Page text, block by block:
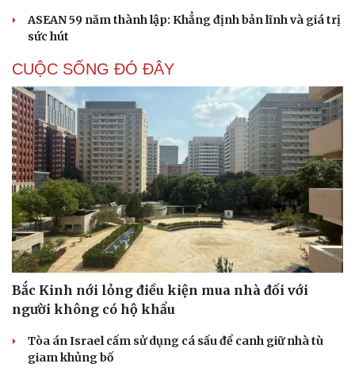
ASEAN 59 năm thành lập: Khẳng định bản lĩnh và giá trị
sức hút
CUỘC SỐNG ĐÓ ĐÂY
Bắc Kinh nới lỏng điều kiện mua nhà đối với
người không có hộ khẩu
Tòa án Israel cấm sử dụng cá sấu để canh giữ nhà tù
giam khủng bố